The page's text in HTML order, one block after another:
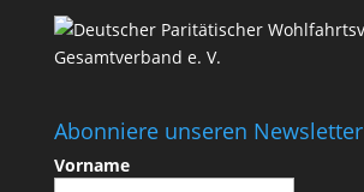
Abonniere unseren Newsletter
Vorname